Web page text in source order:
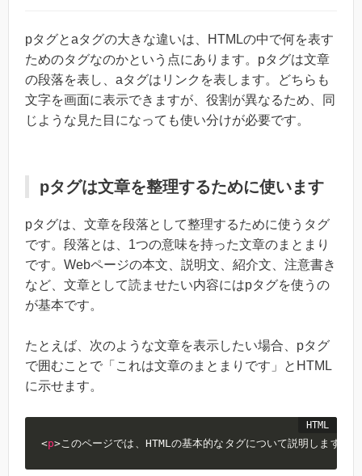
pタグとaタグの大きな違いは、HTMLの中で何を表す
ためのタグなのかという点にあります。pタグは文章
の段落を表し、aタグはリンクを表します。どちらも
文字を画面に表示できますが、役割が異なるため、同
じような見た目になっても使い分けが必要です。
pタグは文章を整理するために使います
pタグは、文章を段落として整理するために使うタグ
です。段落とは、1つの意味を持った文章のまとまり
です。Webページの本文、説明文、紹介文、注意書き
など、文章として読ませたい内容にはpタグを使うの
が基本です。
たとえば、次のような文章を表示したい場合、pタグ
で囲むことで「これは文章のまとまりです」とHTML
に示せます。
<p>このページでは、HTMLの基本的なタグについて説明します。